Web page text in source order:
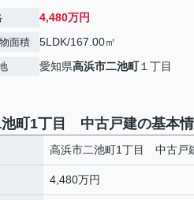
4,480万円
面積 5LDK/167.00㎡
愛知県高浜市二池町１丁目
町1丁目 中古戸建の基本
高浜市二池町1丁目 中古戸
4,480万円